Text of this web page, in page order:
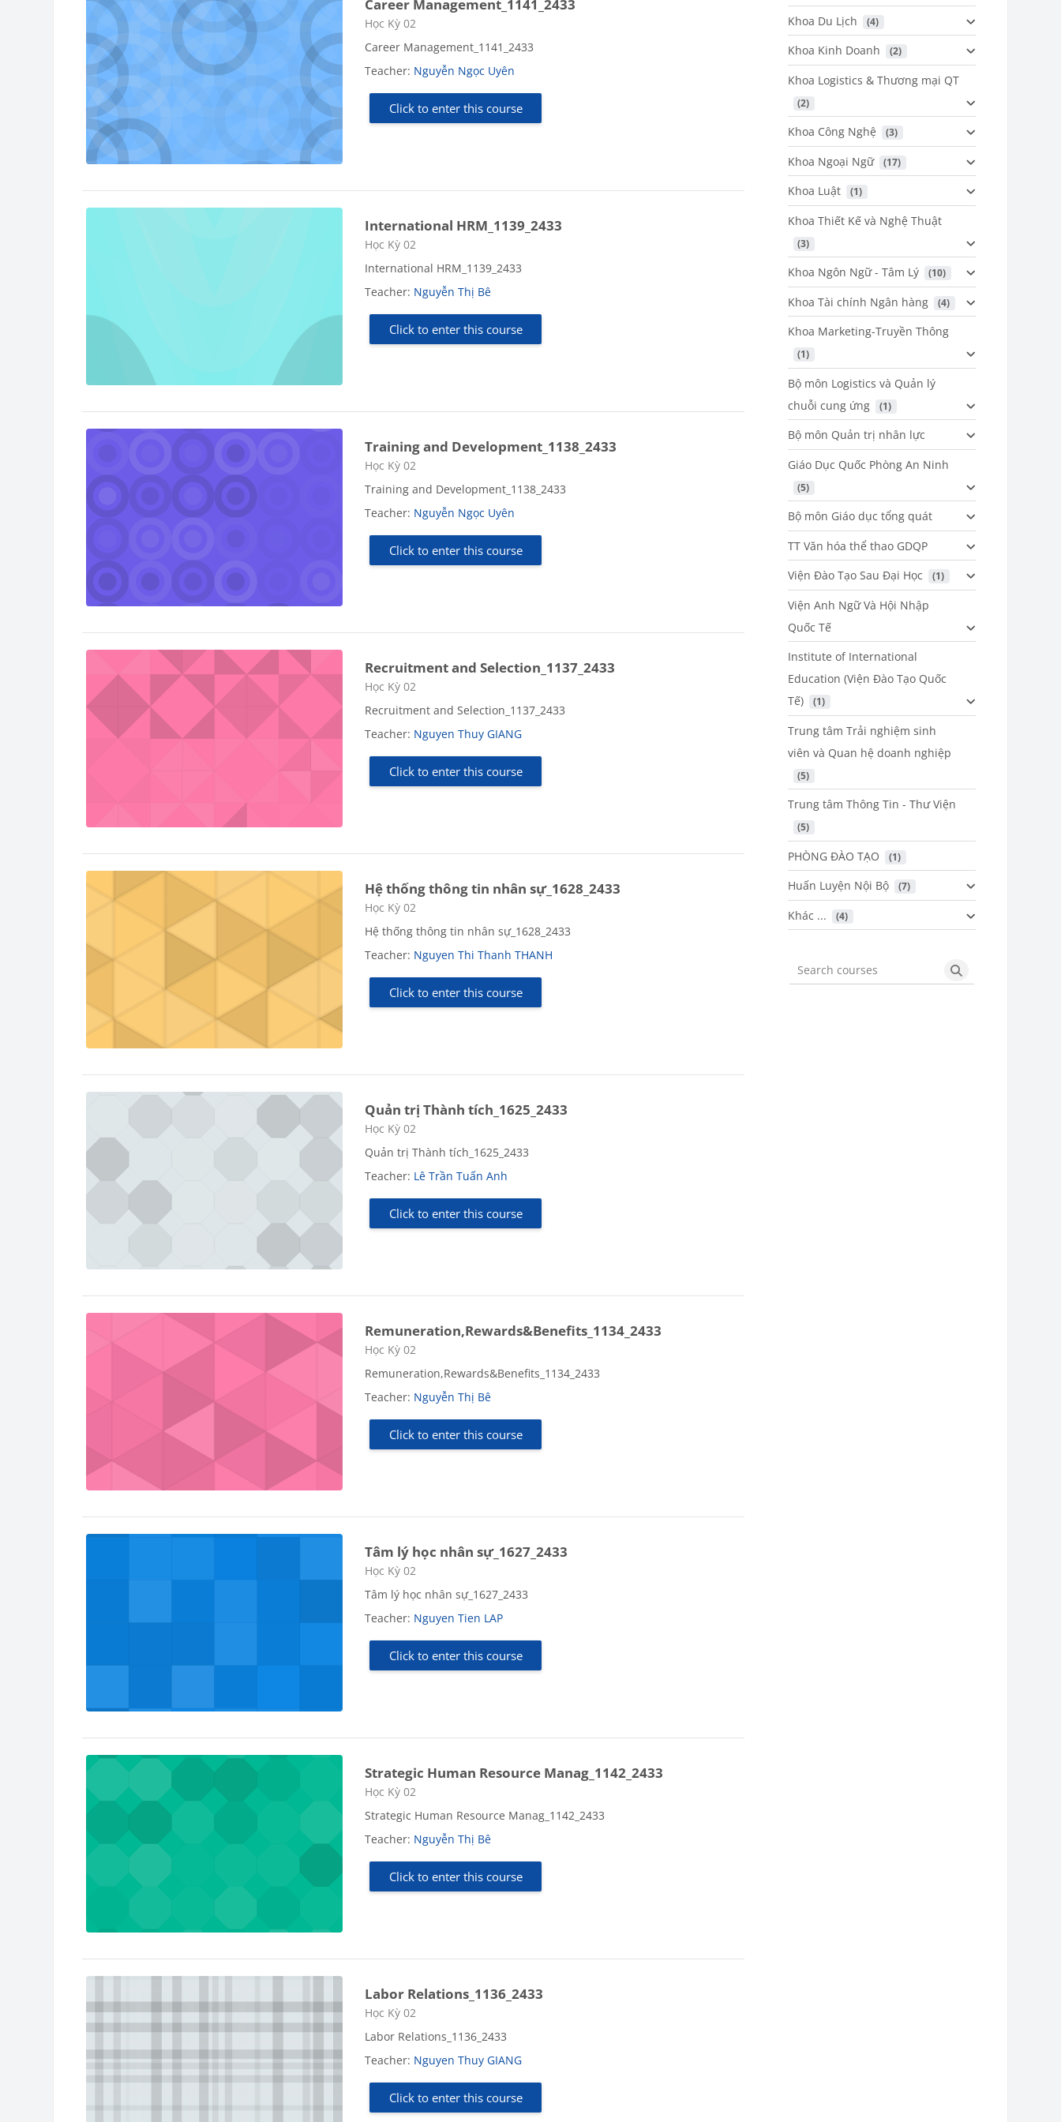
Career Management_1141_2433
Course category
Học Kỳ 02
Career Management_1141_2433
Teacher: Nguyễn Ngọc Uyên
Click to enter this course
International HRM_1139_2433
Course category
Học Kỳ 02
International HRM_1139_2433
Teacher: Nguyễn Thị Bê
Click to enter this course
Training and Development_1138_2433
Course category
Học Kỳ 02
Training and Development_1138_2433
Teacher: Nguyễn Ngọc Uyên
Click to enter this course
Recruitment and Selection_1137_2433
Course category
Học Kỳ 02
Recruitment and Selection_1137_2433
Teacher: Nguyen Thuy GIANG
Click to enter this course
Hệ thống thông tin nhân sự_1628_2433
Course category
Học Kỳ 02
Hệ thống thông tin nhân sự_1628_2433
Teacher: Nguyen Thi Thanh THANH
Click to enter this course
Quản trị Thành tích_1625_2433
Course category
Học Kỳ 02
Quản trị Thành tích_1625_2433
Teacher: Lê Trần Tuấn Anh
Click to enter this course
Remuneration,Rewards&Benefits_1134_2433
Course category
Học Kỳ 02
Remuneration,Rewards&Benefits_1134_2433
Teacher: Nguyễn Thị Bê
Click to enter this course
Tâm lý học nhân sự_1627_2433
Course category
Học Kỳ 02
Tâm lý học nhân sự_1627_2433
Teacher: Nguyen Tien LAP
Click to enter this course
Strategic Human Resource Manag_1142_2433
Course category
Học Kỳ 02
Strategic Human Resource Manag_1142_2433
Teacher: Nguyễn Thị Bê
Click to enter this course
Labor Relations_1136_2433
Course category
Học Kỳ 02
Labor Relations_1136_2433
Teacher: Nguyen Thuy GIANG
Click to enter this course
Khoa Du Lịch (4)
Khoa Kinh Doanh (2)
Khoa Logistics & Thương mại QT
(2)
Khoa Công Nghệ (3)
Khoa Ngoại Ngữ (17)
Khoa Luật (1)
Khoa Thiết Kế và Nghệ Thuật
(3)
Khoa Ngôn Ngữ - Tâm Lý (10)
Khoa Tài chính Ngân hàng (4)
Khoa Marketing-Truyền Thông
(1)
Bộ môn Logistics và Quản lý
chuỗi cung ứng
(1)
Bộ môn Quản trị nhân lực
Giáo Dục Quốc Phòng An Ninh
(5)
Bộ môn Giáo dục tổng quát
TT Văn hóa thể thao GDQP
Viện Đào Tạo Sau Đại Học
(1)
Viện Anh Ngữ Và Hội Nhập
Quốc Tế
Institute of International
Education (Viện Đào Tạo Quốc
Tế)
(1)
Trung tâm Trải nghiệm sinh
viên và Quan hệ doanh nghiệp
(5)
Trung tâm Thông Tin - Thư Viện
(5)
PHÒNG ĐÀO TẠO (1)
Huấn Luyện Nội Bộ (7)
Khác ... (4)
Search courses Search courses